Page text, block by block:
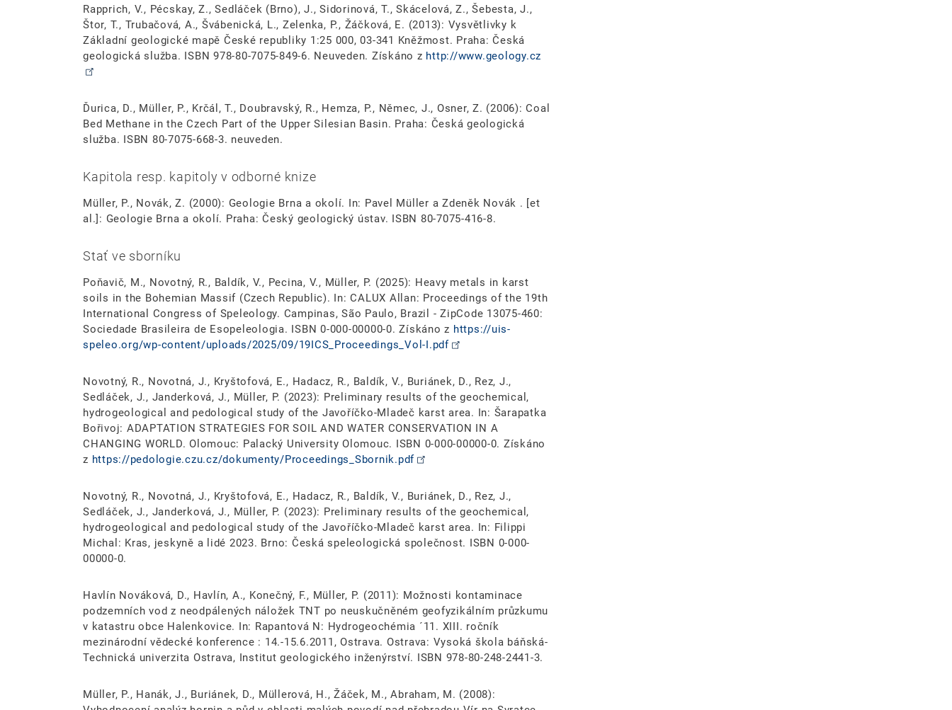
Rapprich, V., Pécskay, Z., Sedláček (Brno), J., Sidorinová, T., Skácelová, Z., Šebesta, J.,
Štor, T., Trubačová, A., Švábenická, L., Zelenka, P., Žáčková, E. (2013): Vysvětlivky k
Základní geologické mapě České republiky 1:25 000, 03-341 Kněžmost. Praha: Česká
geologická služba. ISBN 978-80-7075-849-6. Neuveden. Získáno z http://www.geology.cz
Ďurica, D., Müller, P., Krčál, T., Doubravský, R., Hemza, P., Němec, J., Osner, Z. (2006): Coal
Bed Methane in the Czech Part of the Upper Silesian Basin. Praha: Česká geologická
služba. ISBN 80-7075-668-3. neuveden.
Kapitola resp. kapitoly v odborné knize
Müller, P., Novák, Z. (2000): Geologie Brna a okolí. In: Pavel Müller a Zdeněk Novák . [et
al.]: Geologie Brna a okolí. Praha: Český geologický ústav. ISBN 80-7075-416-8.
Stať ve sborníku
Poňavič, M., Novotný, R., Baldík, V., Pecina, V., Müller, P. (2025): Heavy metals in karst
soils in the Bohemian Massif (Czech Republic). In: CALUX Allan: Proceedings of the 19th
International Congress of Speleology. Campinas, São Paulo, Brazil - ZipCode 13075-460:
Sociedade Brasileira de Esopeleologia. ISBN 0-000-00000-0. Získáno z https://uis-
speleo.org/wp-content/uploads/2025/09/19ICS_Proceedings_Vol-I.pdf
Novotný, R., Novotná, J., Kryštofová, E., Hadacz, R., Baldík, V., Buriánek, D., Rez, J.,
Sedláček, J., Janderková, J., Müller, P. (2023): Preliminary results of the geochemical,
hydrogeological and pedological study of the Javoříčko-Mladeč karst area. In: Šarapatka
Bořivoj: ADAPTATION STRATEGIES FOR SOIL AND WATER CONSERVATION IN A
CHANGING WORLD. Olomouc: Palacký University Olomouc. ISBN 0-000-00000-0. Získáno
z https://pedologie.czu.cz/dokumenty/Proceedings_Sbornik.pdf
Novotný, R., Novotná, J., Kryštofová, E., Hadacz, R., Baldík, V., Buriánek, D., Rez, J.,
Sedláček, J., Janderková, J., Müller, P. (2023): Preliminary results of the geochemical,
hydrogeological and pedological study of the Javoříčko-Mladeč karst area. In: Filippi
Michal: Kras, jeskyně a lidé 2023. Brno: Česká speleologická společnost. ISBN 0-000-
00000-0.
Havlín Nováková, D., Havlín, A., Konečný, F., Müller, P. (2011): Možnosti kontaminace
podzemních vod z neodpálených náložek TNT po neuskučněném geofyzikálním průzkumu
v katastru obce Halenkovice. In: Rapantová N: Hydrogeochémia ´11. XIII. ročník
mezinárodní vědecké konference : 14.-15.6.2011, Ostrava. Ostrava: Vysoká škola báňská-
Technická univerzita Ostrava, Institut geologického inženýrství. ISBN 978-80-248-2441-3.
Müller, P., Hanák, J., Buriánek, D., Müllerová, H., Žáček, M., Abraham, M. (2008):